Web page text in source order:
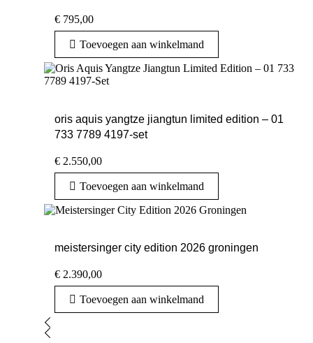
€ 795,00
Toevoegen aan winkelmand
oris aquis yangtze jiangtun limited edition – 01
733 7789 4197-set
€ 2.550,00
Toevoegen aan winkelmand
meistersinger city edition 2026 groningen
€ 2.390,00
Toevoegen aan winkelmand